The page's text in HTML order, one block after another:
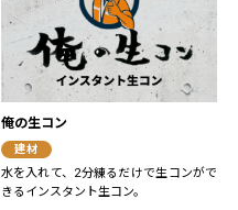
俺の生コン
建材
水を入れて、2分練るだけで生コンがで
きるインスタント生コン。